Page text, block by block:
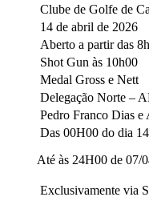
Clube de Golfe de
14 de abril de 2026
Aberto a partir das
Shot Gun às 10h00
Medal Gross e Nett
Delegação Norte –
Pedro Franco Dias
Das 00H00 do dia
Até às 24H00 de 07/
Exclusivamente via